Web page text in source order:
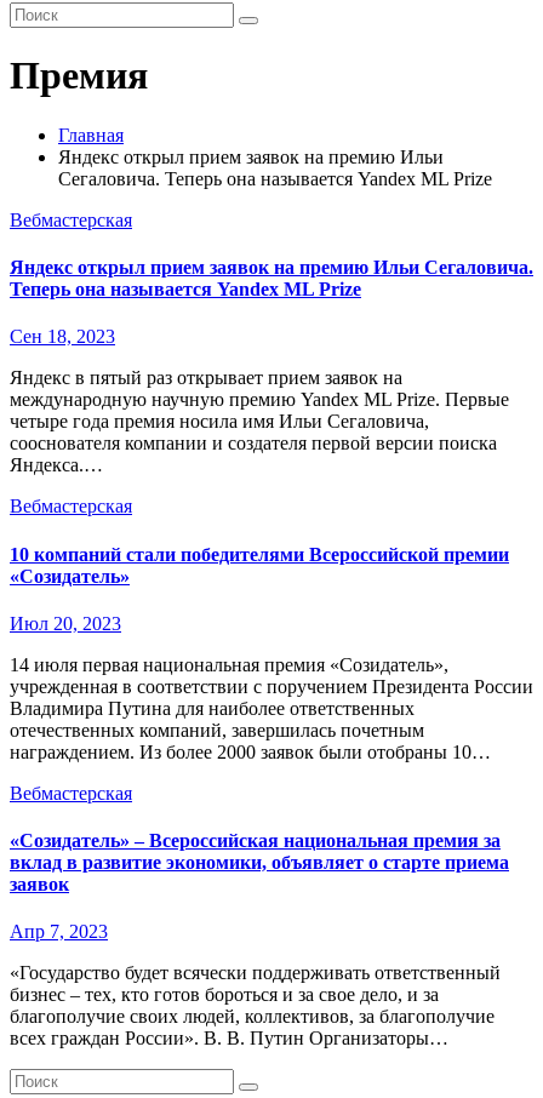
Премия
Главная
Яндекс открыл прием заявок на премию Ильи
Сегаловича. Теперь она называется Yandex ML Prize
Вебмастерская
Яндекс открыл прием заявок на премию Ильи Сегаловича.
Теперь она называется Yandex ML Prize
Сен 18, 2023
Яндекс в пятый раз открывает прием заявок на
международную научную премию Yandex ML Prize. Первые
четыре года премия носила имя Ильи Сегаловича,
сооснователя компании и создателя первой версии поиска
Яндекса.…
Вебмастерская
10 компаний стали победителями Всероссийской премии
«Созидатель»
Июл 20, 2023
14 июля первая национальная премия «Созидатель»,
учрежденная в соответствии с поручением Президента России
Владимира Путина для наиболее ответственных
отечественных компаний, завершилась почетным
награждением. Из более 2000 заявок были отобраны 10…
Вебмастерская
«Созидатель» – Всероссийская национальная премия за
вклад в развитие экономики, объявляет о старте приема
заявок
Апр 7, 2023
«Государство будет всячески поддерживать ответственный
бизнес – тех, кто готов бороться и за свое дело, и за
благополучие своих людей, коллективов, за благополучие
всех граждан России». В. В. Путин Организаторы…